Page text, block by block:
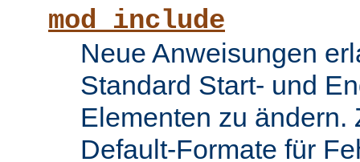
mod_include
Neue Anweisungen
Standard Start- und
Elementen zu ändern.
Default-Formate für